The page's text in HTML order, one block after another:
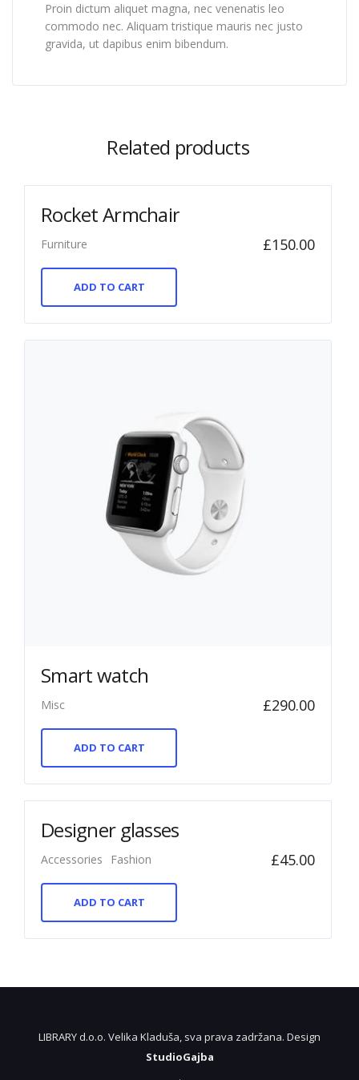
Proin dictum aliquet magna, nec venenatis leo
commodo nec. Aliquam tristique mauris nec justo
gravida, ut dapibus enim bibendum.
Related products
Rocket Armchair
Furniture £150.00
ADD TO CART
Smart watch
Misc £290.00
ADD TO CART
Designer glasses
Accessories Fashion £45.00
ADD TO CART
LIBRARY d.o.o. Velika Kladuša, sva prava zadržana. Design
StudioGajba
.